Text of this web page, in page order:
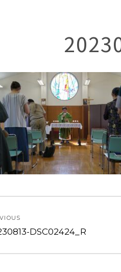
DSC02424_R